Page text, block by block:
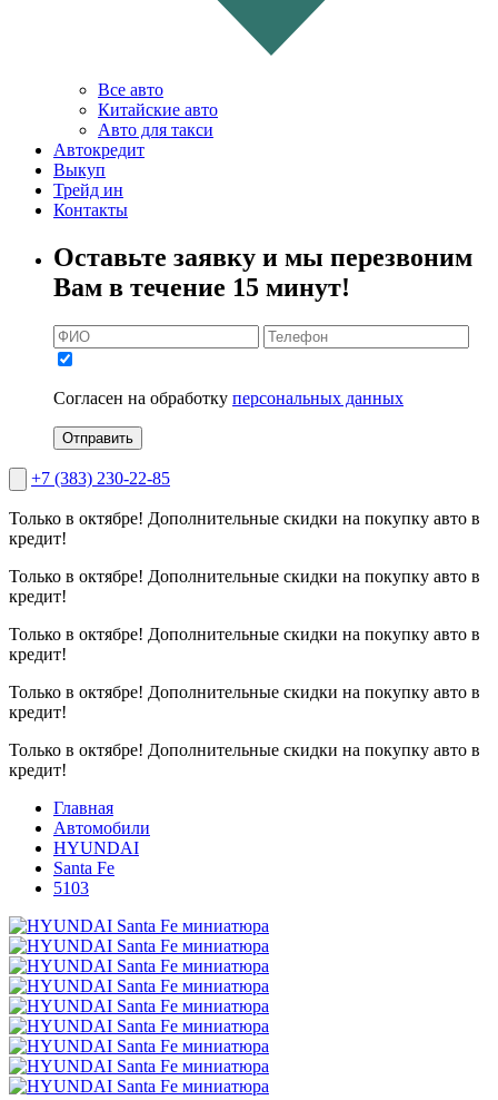
Все авто
Китайские авто
Авто для такси
Автокредит
Выкуп
Трейд ин
Контакты
Оставьте заявку и мы перезвоним
Вам в течение 15 минут!
Согласен на обработку персональных данных
Отправить
+7 (383) 230-22-85
Только в октябре! Дополнительные скидки на покупку авто в
кредит!
Только в октябре! Дополнительные скидки на покупку авто в
кредит!
Только в октябре! Дополнительные скидки на покупку авто в
кредит!
Только в октябре! Дополнительные скидки на покупку авто в
кредит!
Только в октябре! Дополнительные скидки на покупку авто в
кредит!
Главная
Автомобили
HYUNDAI
Santa Fe
5103